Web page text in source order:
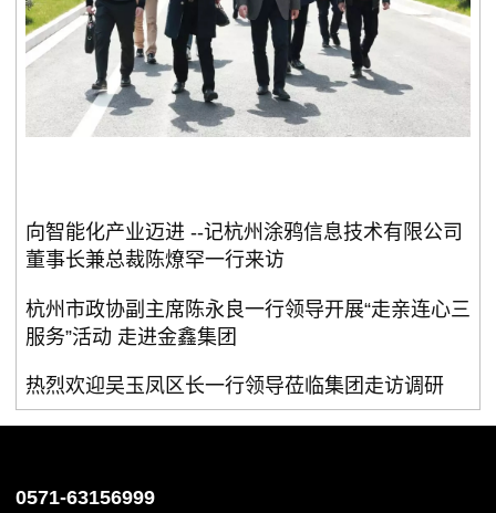
向智能化产业迈进 --记杭州涂鸦信息技术有限公司
董事长兼总裁陈燎罕一行来访
杭州市政协副主席陈永良一行领导开展“走亲连心三
服务”活动 走进金鑫集团
热烈欢迎吴玉凤区长一行领导莅临集团走访调研
0571-63156999